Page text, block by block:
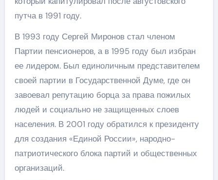
путча в 1991 году.
В 1993 году Сергей Миронов стал членом
Партии пенсионеров, а в 1995 году был избран
ее лидером. Был единоличным представителем
своей партии в Государственной Думе, где он
завоевал репутацию борца за права пожилых
людей и социально не защищенных слоев
населения. В 2001 году обратился к президенту
для создания «Единой России», народно-
патриотического блока партий и общественных
организаций.